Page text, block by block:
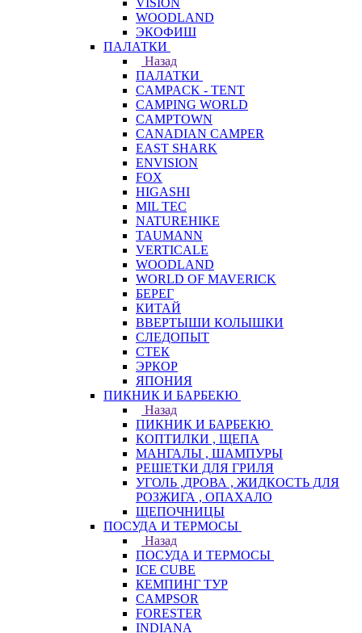
VISION
WOODLAND
ЭКОФИШ
ПАЛАТКИ
Назад
ПАЛАТКИ
CAMPACK - TENT
CAMPING WORLD
CAMPTOWN
CANADIAN CAMPER
EAST SHARK
ENVISION
FOX
HIGASHI
MIL TEC
NATUREHIKE
TAUMANN
VERTICALE
WOODLAND
WORLD OF MAVERICK
БЕРЕГ
КИТАЙ
ВВЕРТЫШИ КОЛЫШКИ
СЛЕДОПЫТ
СТЕК
ЭРКОР
ЯПОНИЯ
ПИКНИК И БАРБЕКЮ
Назад
ПИКНИК И БАРБЕКЮ
КОПТИЛКИ , ЩЕПА
МАНГАЛЫ , ШАМПУРЫ
РЕШЕТКИ ДЛЯ ГРИЛЯ
УГОЛЬ ,ДРОВА , ЖИДКОСТЬ ДЛЯ
РОЗЖИГА , ОПАХАЛО
ЩЕПОЧНИЦЫ
ПОСУДА И ТЕРМОСЫ
Назад
ПОСУДА И ТЕРМОСЫ
ICE CUBE
КЕМПИНГ ТУР
CAMPSOR
FORESTER
INDIANA